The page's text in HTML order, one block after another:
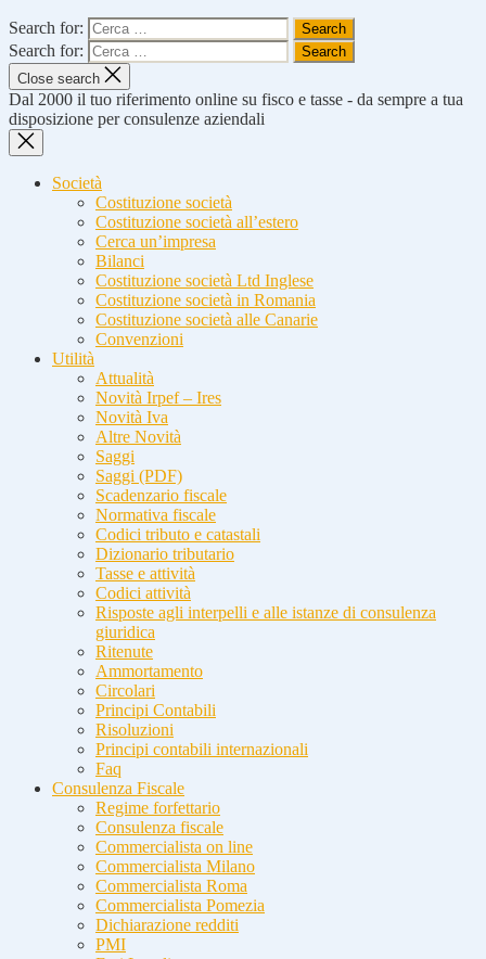
Search for:
Search for:
Close search
Dal 2000 il tuo riferimento online su fisco e tasse - da sempre a tua
disposizione per consulenze aziendali
Società
Costituzione società
Costituzione società all’estero
Cerca un’impresa
Bilanci
Costituzione società Ltd Inglese
Costituzione società in Romania
Costituzione società alle Canarie
Convenzioni
Utilità
Attualità
Novità Irpef – Ires
Novità Iva
Altre Novità
Saggi
Saggi (PDF)
Scadenzario fiscale
Normativa fiscale
Codici tributo e catastali
Dizionario tributario
Tasse e attività
Codici attività
Risposte agli interpelli e alle istanze di consulenza
giuridica
Ritenute
Ammortamento
Circolari
Principi Contabili
Risoluzioni
Principi contabili internazionali
Faq
Consulenza Fiscale
Regime forfettario
Consulenza fiscale
Commercialista on line
Commercialista Milano
Commercialista Roma
Commercialista Pomezia
Dichiarazione redditi
PMI